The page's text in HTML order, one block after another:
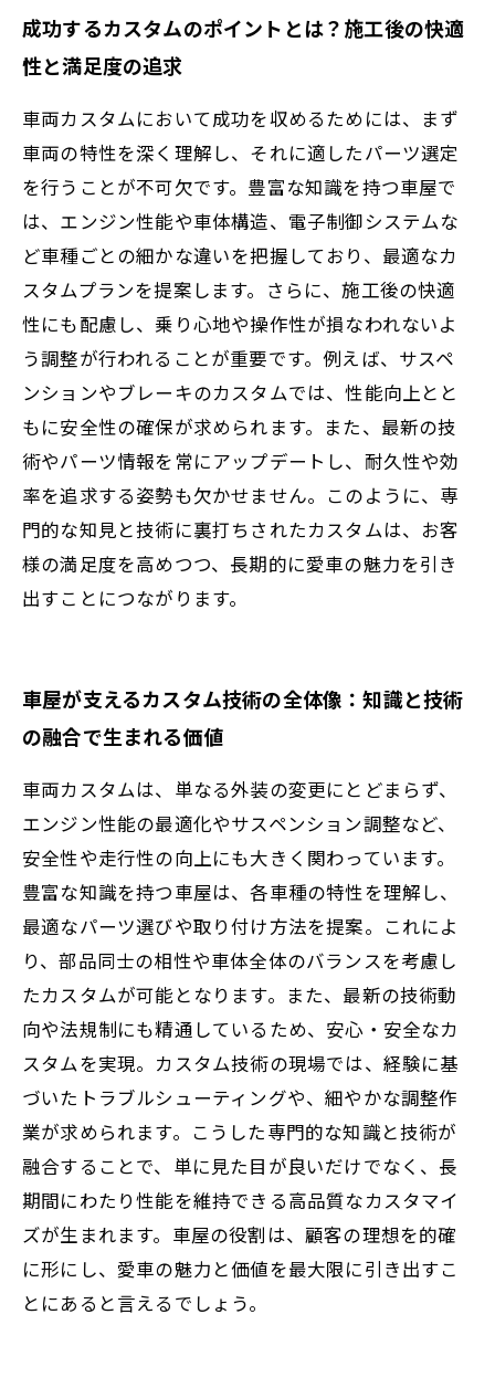
成功するカスタムのポイントとは？施工後の快適
性と満足度の追求
車両カスタムにおいて成功を収めるためには、まず
車両の特性を深く理解し、それに適したパーツ選定
を行うことが不可欠です。豊富な知識を持つ車屋で
は、エンジン性能や車体構造、電子制御システムな
ど車種ごとの細かな違いを把握しており、最適なカ
スタムプランを提案します。さらに、施工後の快適
性にも配慮し、乗り心地や操作性が損なわれないよ
う調整が行われることが重要です。例えば、サスペ
ンションやブレーキのカスタムでは、性能向上とと
もに安全性の確保が求められます。また、最新の技
術やパーツ情報を常にアップデートし、耐久性や効
率を追求する姿勢も欠かせません。このように、専
門的な知見と技術に裏打ちされたカスタムは、お客
様の満足度を高めつつ、長期的に愛車の魅力を引き
出すことにつながります。
車屋が支えるカスタム技術の全体像：知識と技術
の融合で生まれる価値
車両カスタムは、単なる外装の変更にとどまらず、
エンジン性能の最適化やサスペンション調整など、
安全性や走行性の向上にも大きく関わっています。
豊富な知識を持つ車屋は、各車種の特性を理解し、
最適なパーツ選びや取り付け方法を提案。これによ
り、部品同士の相性や車体全体のバランスを考慮し
たカスタムが可能となります。また、最新の技術動
向や法規制にも精通しているため、安心・安全なカ
スタムを実現。カスタム技術の現場では、経験に基
づいたトラブルシューティングや、細やかな調整作
業が求められます。こうした専門的な知識と技術が
融合することで、単に見た目が良いだけでなく、長
期間にわたり性能を維持できる高品質なカスタマイ
ズが生まれます。車屋の役割は、顧客の理想を的確
に形にし、愛車の魅力と価値を最大限に引き出すこ
とにあると言えるでしょう。